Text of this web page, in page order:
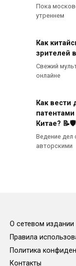
Пока
утреннем
Как
зрителей
Свежий
онлайне
Как вести
Китае?
Ведение дел
авторскими
О сетевом издании
Правила
Политика
Контакты